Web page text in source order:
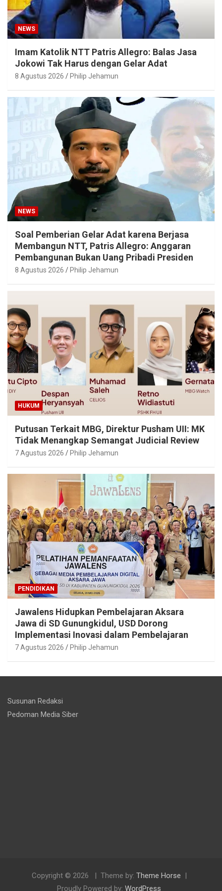
NEWS
Imam Katolik NTT Patris Allegro: Balas Jasa
Jokowi Tak Harus dengan Gelar Adat
8 Agustus 2026 Philip Jehamun
NEWS
Soal Pemberian Gelar Adat karena Berjasa
Membangun NTT, Patris Allegro: Anggaran
Pembangunan Bukan Uang Pribadi Presiden
8 Agustus 2026 Philip Jehamun
HUKUM
Putusan Terkait MBG, Direktur Pusham UII: MK
Tidak Menangkap Semangat Judicial Review
7 Agustus 2026 Philip Jehamun
PENDIDIKAN
Jawalens Hidupkan Pembelajaran Aksara
Jawa di SD Gunungkidul, USD Dorong
Implementasi Inovasi dalam Pembelajaran
7 Agustus 2026 Philip Jehamun
Susunan Redaksi
Pedoman Media Siber
Copyright © 2026 Theme by: Theme Horse
Proudly Powered by: WordPress